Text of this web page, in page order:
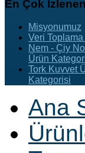
En Çok
Misyonumuz
Veri
Nem - Çiy
Ürün
Tork Kuvvet
Kategorisi
Ana